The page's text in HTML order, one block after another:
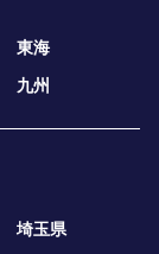
東海
九州
埼玉県